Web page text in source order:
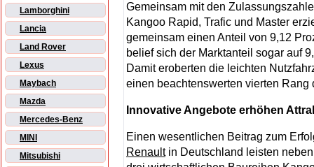
Lamborghini
Lancia
Land Rover
Lexus
Maybach
Mazda
Mercedes-Benz
MINI
Mitsubishi
Gemeinsam mit den
Kangoo Rapid, Trafic und Master
gemeinsam einen Anteil von 9,12
belief sich der Marktanteil sogar auf
Damit eroberten die leichten
einen beachtenswerten vierten Rang
Innovative Angebote erhöhen
Einen wesentlichen Beitrag zum
Renaultin Deutschland leisten